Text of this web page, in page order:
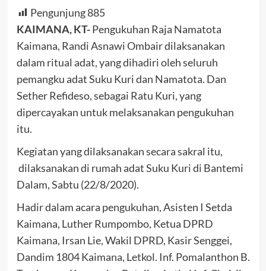
Pengunjung 885
KAIMANA, KT-Pengukuhan Raja Namatota
Kaimana, Randi Asnawi Ombair dilaksanakan
dalam ritual adat, yang dihadiri oleh seluruh
pemangku adat Suku Kuri dan Namatota. Dan
Sether Refideso, sebagai Ratu Kuri, yang
dipercayakan untuk melaksanakan pengukuhan
itu.
Kegiatan yang dilaksanakan secara sakral itu,
dilaksanakan di rumah adat Suku Kuri di Bantemi
Dalam, Sabtu (22/8/2020).
Hadir dalam acara pengukuhan, Asisten I Setda
Kaimana, Luther Rumpombo, Ketua DPRD
Kaimana, Irsan Lie, Wakil DPRD, Kasir Senggei,
Dandim 1804 Kaimana, Letkol. Inf. Pomalanthon B.